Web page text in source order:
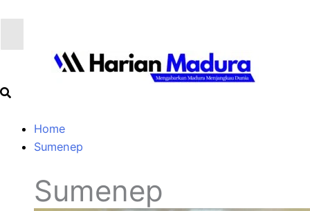
Home
Sumenep
Sumenep